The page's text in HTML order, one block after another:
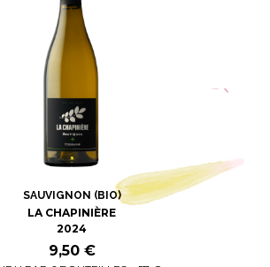
SAUVIGNON (BIO)
LA CHAPINIÈRE
2024
9,50 €